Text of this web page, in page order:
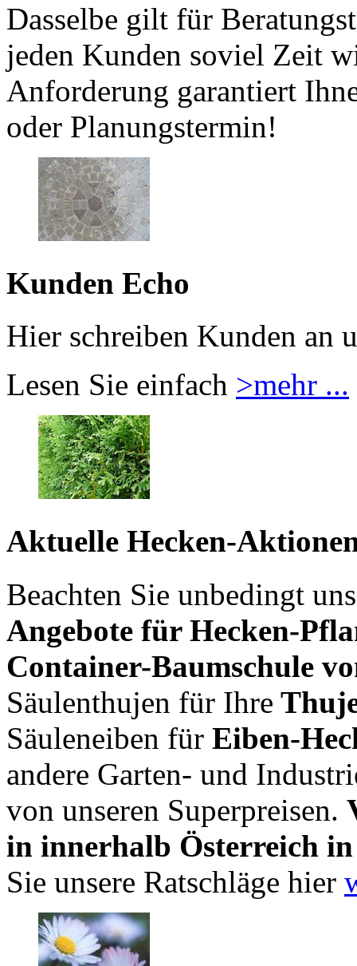
Dasselbe gilt für
jeden Kunden soviel Zeit
Anforderung garantiert
oder Planungstermin!
Kunden Echo
Hier schreiben Kunden an
Lesen Sie einfach >mehr ...
Aktuelle Hecken-
Beachten Sie unbedingt
Angebote für Hecken-
Container-Baumschule
Säulenthujen für Ihre
Säuleneiben für Eiben-
andere Garten- und
von unseren Superpreisen.
in innerhalb Österreich
Sie unsere Ratschläge hier